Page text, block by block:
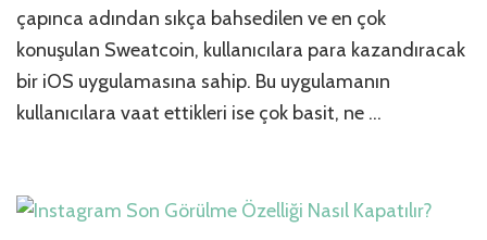
çapınca adından sıkça bahsedilen ve en çok
konuşulan Sweatcoin, kullanıcılara para kazandıracak
bir iOS uygulamasına sahip. Bu uygulamanın
kullanıcılara vaat ettikleri ise çok basit, ne …